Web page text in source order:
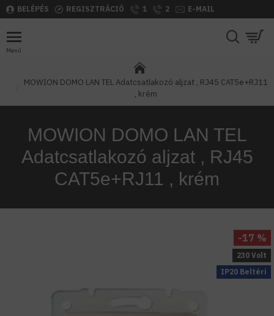
BELÉPÉS REGISZTRÁCIÓ 1 2 E-MAIL
MOWION DOMO LAN TEL Adatcsatlakozó aljzat , RJ45 CAT5e+RJ11
, krém
MOWION DOMO LAN TEL
Adatcsatlakozó aljzat , RJ45
CAT5e+RJ11 , krém
IP20 Beltéri
230 Volt
-17 %